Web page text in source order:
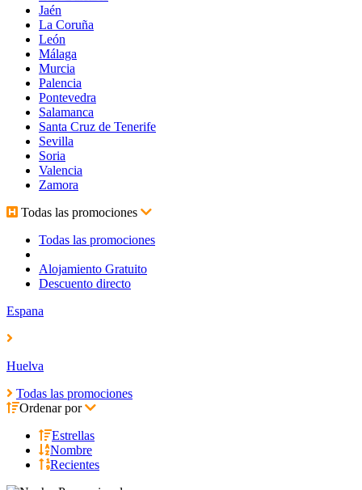
Jaén
La Coruña
León
Málaga
Murcia
Palencia
Pontevedra
Salamanca
Santa Cruz de Tenerife
Sevilla
Soria
Valencia
Zamora
Todas las promociones
Todas las promociones
Alojamiento Gratuito
Descuento directo
Espana
Huelva
Todas las promociones
Ordenar por
Estrellas
Nombre
Recientes